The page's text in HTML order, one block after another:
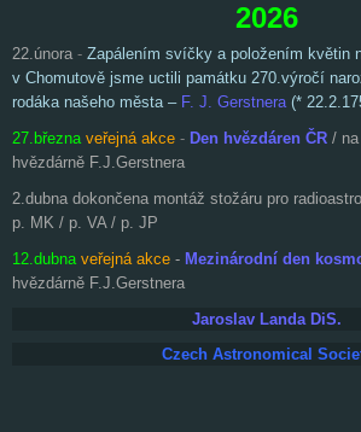
2026
22.února - Zapálením svíčky a položením květin
v Chomutově jsme uctili památku 270.výročí
rodáka našeho města – F. J. Gerstnera(*
27.března veřejná akce - Den hvězdáren ČR / na
hvězdárně F.J.Gerstnera
2.dubna dokončena montáž stožáru pro
p. MK / p. VA / p. JP
12.dubna veřejná akce - Mezinárodní den
hvězdárně F.J.Gerstnera
Jaroslav Landa DiS.
Czech Astronomical